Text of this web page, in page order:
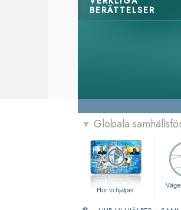
BERÄTTELSER
▼ Globala
Hur vi hjälper